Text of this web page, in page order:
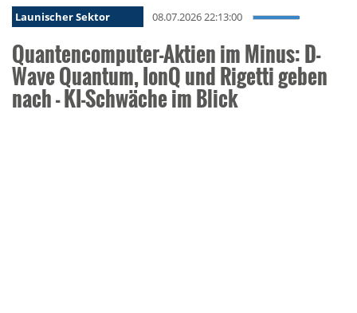
Launischer Sektor 08.07.2026 22:13:00
Quantencomputer-Aktien im Minus: D-
Wave Quantum, IonQ und Rigetti geben
nach - KI-Schwäche im Blick